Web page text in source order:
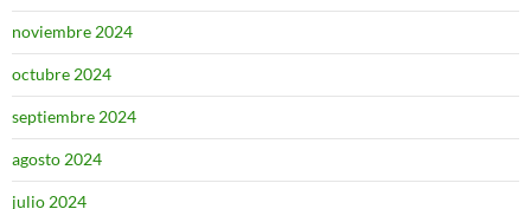
noviembre 2024
octubre 2024
septiembre 2024
agosto 2024
julio 2024